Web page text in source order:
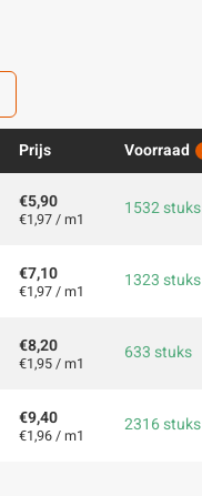
Prijs Voorraad
€5,90
€1,97 / m1 1532 stuks
€7,10
€1,97 / m1 1323 stuks
€8,20
€1,95 / m1 633 stuks
€9,40
€1,96 / m1 2316 stuks